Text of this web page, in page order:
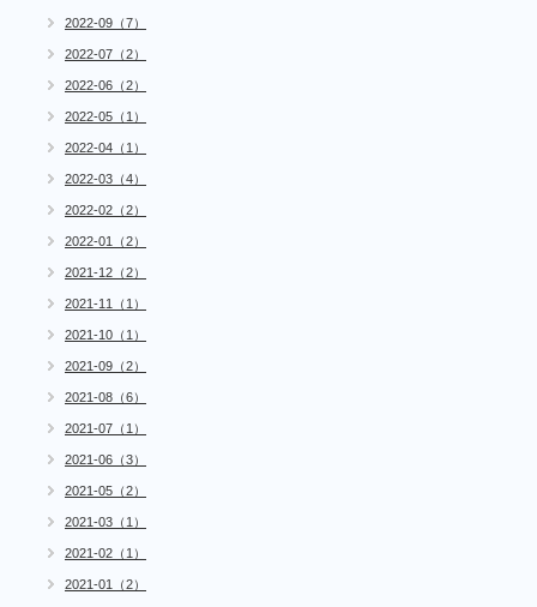
2022-09（7）
2022-07（2）
2022-06（2）
2022-05（1）
2022-04（1）
2022-03（4）
2022-02（2）
2022-01（2）
2021-12（2）
2021-11（1）
2021-10（1）
2021-09（2）
2021-08（6）
2021-07（1）
2021-06（3）
2021-05（2）
2021-03（1）
2021-02（1）
2021-01（2）